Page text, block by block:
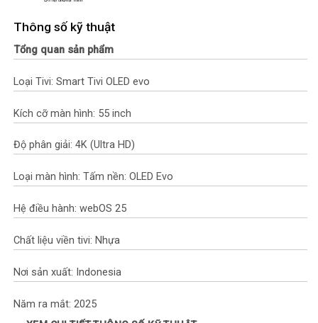
Thông số kỹ thuật
Tổng quan sản phẩm
Loại Tivi: Smart Tivi OLED evo
Kích cỡ màn hình: 55 inch
Độ phân giải: 4K (Ultra HD)
Loại màn hình: Tấm nền: OLED Evo
Hệ điều hành: webOS 25
Chất liệu viền tivi: Nhựa
Nơi sản xuất: Indonesia
Năm ra mắt: 2025